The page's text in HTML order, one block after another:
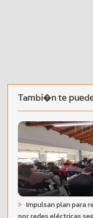
Tambi�n te
Impulsan plan para